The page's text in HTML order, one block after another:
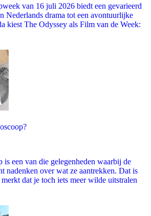
van 16 juli 2026 biedt een gevarieerd
Nederlands drama tot een avontuurlijke
kiest The Odyssey als Film van de Week:
is een van die gelegenheden waarbij de
nadenken over wat ze aantrekken. Dat is
dat je toch iets meer wilde uitstralen